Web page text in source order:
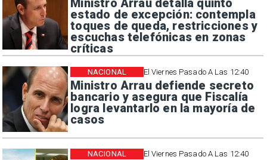
Ministro Arrau detalla quinto
estado de excepción: contempla
toques de queda, restricciones y
escuchas telefónicas en zonas
críticas
El Viernes Pasado A Las 12:40
Ministro Arrau defiende secreto
bancario y asegura que Fiscalía
logra levantarlo en la mayoría de
casos
NACIONAL
El Viernes Pasado A Las 12:40
NACIONAL